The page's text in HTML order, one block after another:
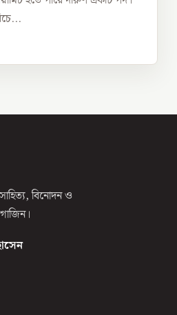
বিনোদন ও